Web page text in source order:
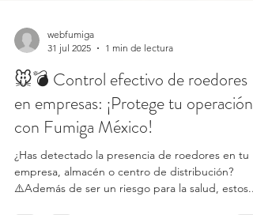
webfumiga
31 jul 2025
1 min de lectura
🐭💣 Control efectivo de roedores
en empresas: ¡Protege tu operación
con Fumiga México!
¿Has detectado la presencia de roedores en tu